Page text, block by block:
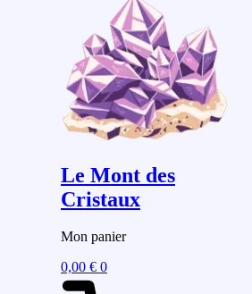
Le Mont des
Cristaux
Mon panier
0,00 € 0